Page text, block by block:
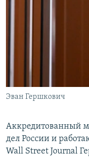
Эван Гершкович
Аккредитованный
дел России и
Wall Street Journal